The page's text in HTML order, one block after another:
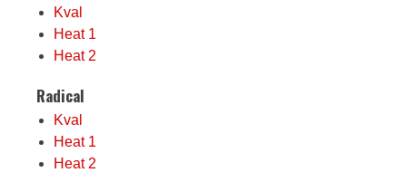
Kval
Heat 1
Heat 2
Radical
Kval
Heat 1
Heat 2